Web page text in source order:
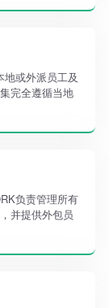
地或外派员工及
完全遵循当地
负责管理所有
并提供外包员